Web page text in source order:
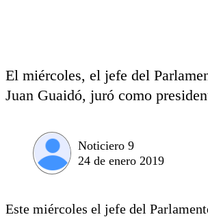
El miércoles, el jefe del
Juan Guaidó, juró como
Noticiero 9
24 de enero 2019
Este miércoles el jefe del